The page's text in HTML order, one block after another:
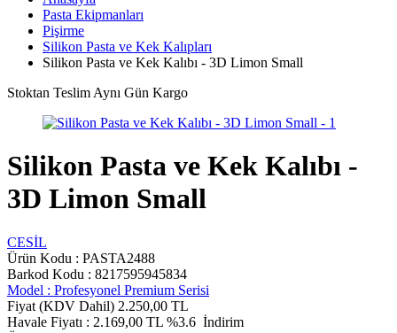
Pasta Ekipmanları
Pişirme
Silikon Pasta ve Kek Kalıpları
Silikon Pasta ve Kek Kalıbı - 3D Limon Small
Stoktan Teslim Aynı Gün Kargo
Silikon Pasta ve Kek Kalıbı -
3D Limon Small
CESİL
Ürün Kodu : PASTA2488
Barkod Kodu : 8217595945834
Model : Profesyonel Premium Serisi
Fiyat (KDV Dahil) 2.250,00 TL
Havale Fiyatı : 2.169,00 TL %3.6 İndirim